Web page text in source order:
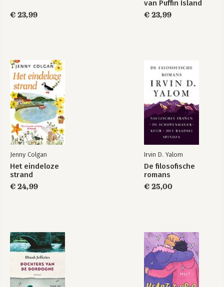
€ 23,99
van Puffin Island
€ 23,99
Jenny Colgan
Het eindeloze
strand
€ 24,99
Irvin D. Yalom
De filosofische
romans
€ 25,00